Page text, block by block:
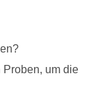
um die